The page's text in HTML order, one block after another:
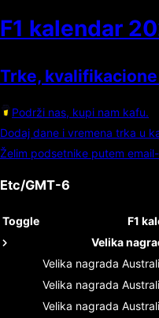
F1 kalendar
Trke,
Podrži nas, kupi nam kafu.
Dodaj dane i vremena trka u
Želim podsetnike putem
Etc/GMT-6
Toggle F1
Velika
Velika nagrada
Velika nagrada
Velika nagrada